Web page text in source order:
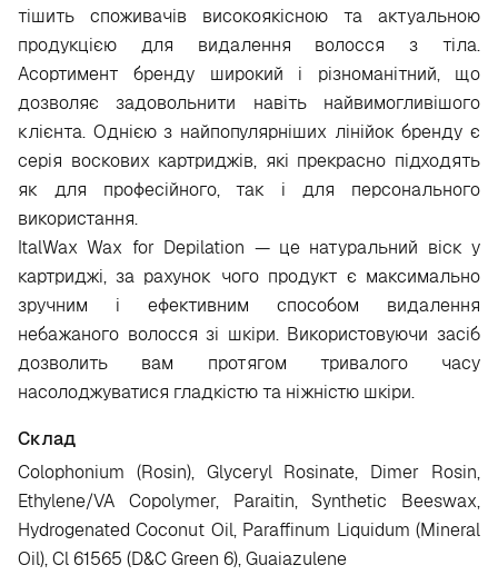
тішить споживачів високоякісною та актуальною
продукцією для видалення волосся з тіла.
Асортимент бренду широкий і різноманітний, що
дозволяє задовольнити навіть найвимогливішого
клієнта. Однією з найпопулярніших лінійок бренду є
серія воскових картриджів, які прекрасно підходять
як для професійного, так і для персонального
використання.
ItalWax Wax for Depilation — це натуральний віск у
картриджі, за рахунок чого продукт є максимально
зручним і ефективним способом видалення
небажаного волосся зі шкіри. Використовуючи засіб
дозволить вам протягом тривалого часу
насолоджуватися гладкістю та ніжністю шкіри.
Склад
Colophonium (Rosin), Glyceryl Rosinate, Dimer Rosin,
Ethylene/VA Copolymer, Paraitin, Synthetic Beeswax,
Hydrogenated Coconut Oil, Paraffinum Liquidum (Mineral
Oil), Cl 61565 (D&C Green 6), Guaiazulene